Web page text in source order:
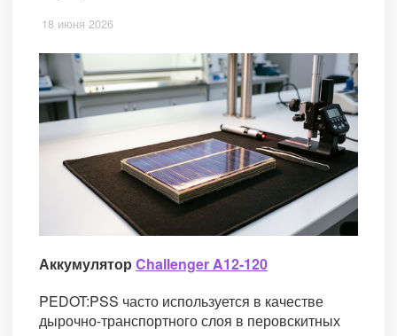
18 июня 2026
Аккумулятор Challenger A12-120
PEDOT:PSS часто используется в качестве
дырочно-транспортного слоя в перовскитных